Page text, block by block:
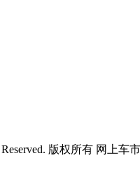
Reserved. 版权所有 网上车